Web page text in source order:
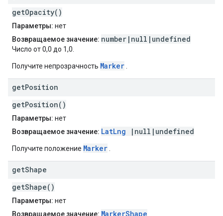
getOpacity()
Параметры: нет
Возвращаемое значение: number|null|undefined
Число от 0,0 до 1,0.
Получите непрозрачность Marker
getPosition
getPosition()
Параметры: нет
Возвращаемое значение: LatLng |null|undefined
Получите положение Marker
getShape
getShape()
Параметры: нет
Возвращаемое значение: MarkerShape